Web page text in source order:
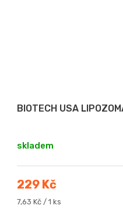
BIOTECH USA
skladem
229 Kč
Měrná
7,63 Kč / 1 ks